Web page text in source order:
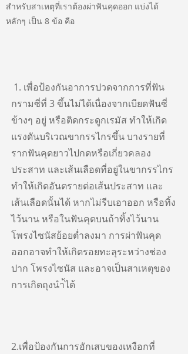
สำหรับสาเหตุที่เราต้องผ่าฟันคุดออก แบ่งได้
หลักๆ เป็น 8 ข้อ คือ
1. เพื่อป้องกันอาการปวดจากการที่ฟัน
กรามซี่ที่ 3 ขึ้นไม่ได้เนื่องจากเบียดฟันซี่
ข้างๆ อยู่ หรือติดกระดูกเรมัส ทำให้เกิด
แรงดันบริเวณขากรรไกรขึ้น บางรายที่
รากฟันคุดยาวไปกดหรือเกี่ยวคลอง
ประสาท และเส้นเลือดที่อยู่ในขากรรไกร
ทำให้เกิดอันตรายต่อเส้นประสาท และ
เส้นเลือดนั้นได้ หากไม่รีบเอาออก หรือทิ้ง
ไว้นาน หรือในฟันคุดบนถ้าทิ้งไว้นาน
โพรงไซนัสย้อยต่ำลงมา การผ่าฟันคุด
ออกอาจทำให้เกิดรอยทะลุระหว่างช่อง
ปาก โพรงไซนัส และอาจเป็นสาเหตุของ
การเกิดถุงนำ้ได้
2.เพื่อป้องกันการอักเสบของเหงือกที่